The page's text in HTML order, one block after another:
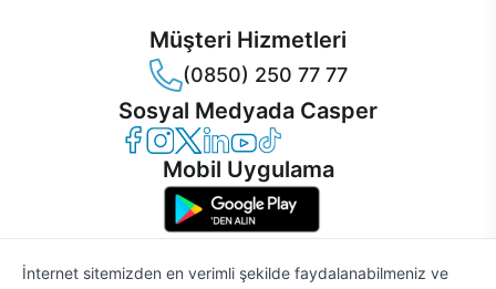
Müşteri Hizmetleri
(0850) 250 77 77
Sosyal Medyada Casper
Casper Facebook
Casper Instagram
Casper Twitter
Casper LinkedIn
Casper YouTube
Casper TikTok
Mobil Uygulama
İnternet sitemizden en verimli şekilde faydalanabilmeniz ve